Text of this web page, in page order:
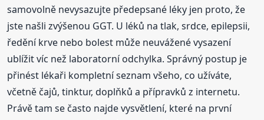
samovolně nevysazujte předepsané léky jen proto, že
jste našli zvýšenou GGT. U léků na tlak, srdce, epilepsii,
ředění krve nebo bolest může neuvážené vysazení
ublížit víc než laboratorní odchylka. Správný postup je
přinést lékaři kompletní seznam všeho, co užíváte,
včetně čajů, tinktur, doplňků a přípravků z internetu.
Právě tam se často najde vysvětlení, které na první